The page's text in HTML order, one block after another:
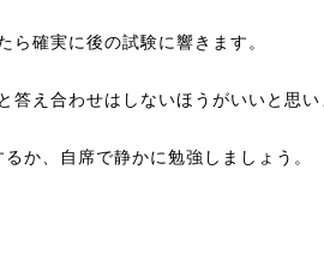
ら確実に後の試験に響きます。
答え合わせはしないほうがいいと思
か、自席で静かに勉強しましょう。